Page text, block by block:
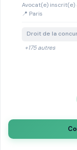
Avocat(e) inscrit(e)
📍 Paris
Droit de la
+175 autres